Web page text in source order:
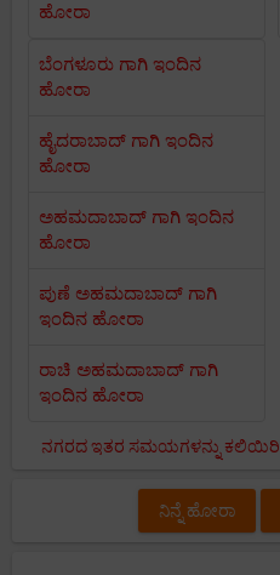
ಹೋರಾ
ಬೆಂಗಳೂರು ಗಾಗಿ ಇಂದಿನ
ಹೋರಾ
ಹೈದರಾಬಾದ್ ಗಾಗಿ ಇಂದಿನ
ಹೋರಾ
ಅಹಮದಾಬಾದ್ ಗಾಗಿ ಇಂದಿನ
ಹೋರಾ
ಪುಣೆ ಅಹಮದಾಬಾದ್ ಗಾಗಿ
ಇಂದಿನ ಹೋರಾ
ರಾಚಿ ಅಹಮದಾಬಾದ್ ಗಾಗಿ
ಇಂದಿನ ಹೋರಾ
ನಗರದ ಇತರ ಸಮಯಗಳನ್ನು ಕಲಿಯಿರಿ
ನಿನ್ನೆ ಹೋರಾ